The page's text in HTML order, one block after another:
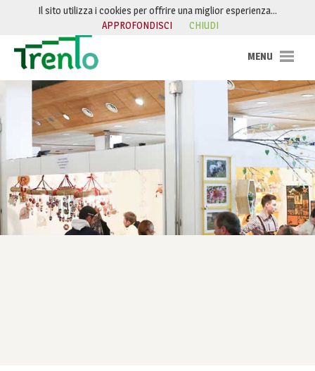
Salta al contenuto
Il sito utilizza i cookies per offrire una miglior esperienza…
APPROFONDISCI
CHIUDI